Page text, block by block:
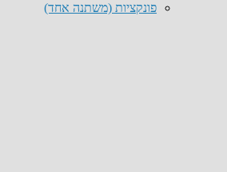
פונקציות (משתנה אחד)